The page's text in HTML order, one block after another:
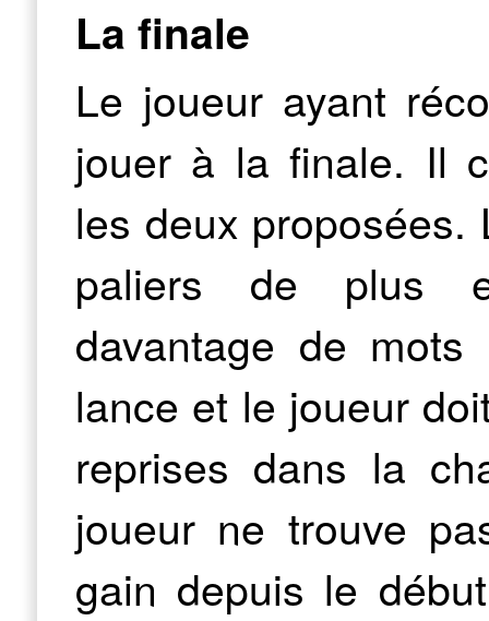
La finale
Le joueur ayant
jouer à la finale. Il
les deux
paliers de plus
davantage de
lance et le joueur
reprises dans la
joueur ne trouve
gain depuis le